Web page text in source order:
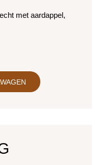
met aardappel,